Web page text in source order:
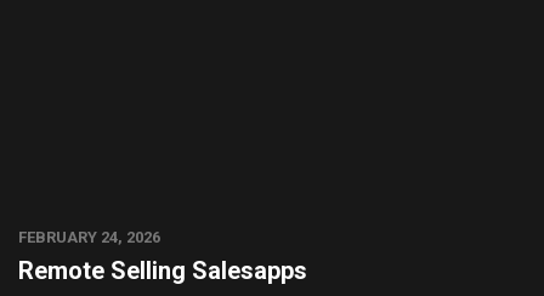
FEBRUARY 24, 2026
Remote Selling Salesapps